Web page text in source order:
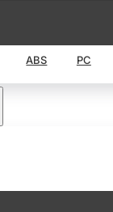
ABS PC